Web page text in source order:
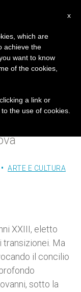
di
ARTE E CULTURA
XXIII, eletto
transizionei. Ma
il concilio
sotto la
x
which are
achieve the
want to know
of the cookies,
a link or
the use of cookies.